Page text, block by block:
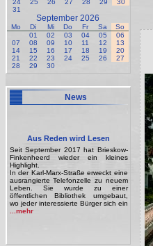
24
25 26 27 28 29
30
31
September 2026
Mo Di Mi Do Fr Sa
So
01
02 03 04 05
06
07
08 09 10 11 12
13
14
15 16 17 18 19
20
21
22 23 24 25 26
27
28
29 30
News
Aus Reden wird Lesen
Seit September 2017 hat Brieskow-
Finkenheerd wieder ein kleines
Highlight.
In der Karl-Marx-Straße erweckt eine
ausrangierte Telefonzelle zu neuem
Leben. Sie wurde zu einer
öffentlichen Bibliothek umgebaut,
wo jeder interessierte Bürger sich ein
...mehr